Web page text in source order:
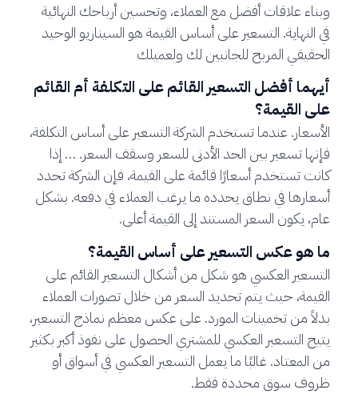
وبناء علاقات أفضل مع العملاء، وتحسين أرباحك النهائية
في النهاية. التسعير على أساس القيمة هو السيناريو الوحيد
الحقيقي المربح للجانبين لك ولعميلك
أيهما أفضل التسعير القائم على التكلفة أم القائم
على القيمة؟
الأسعار. عندما تستخدم الشركة التسعير على أساس التكلفة،
فإنها تسعير بين الحد الأدنى للسعر وسقف السعر. … إذا
كانت تستخدم أسعارًا قائمة على القيمة، فإن الشركة تحدد
أسعارها في نطاق يحدده ما يرغب العملاء في دفعه. بشكل
عام، يكون السعر المستند إلى القيمة أعلى.
ما هو عكس التسعير على أساس القيمة؟
التسعير العكسي هو شكل من أشكال التسعير القائم على
القيمة، حيث يتم تحديد السعر من خلال تصورات العملاء
بدلاً من تخمينات المورد. على عكس معظم نماذج التسعير،
يتيح التسعير العكسي للمشتري الحصول على نفوذ أكبر بكثير
من المعتاد. غالبًا ما يعمل التسعير العكسي في أسواق أو
ظروف سوق محددة فقط.